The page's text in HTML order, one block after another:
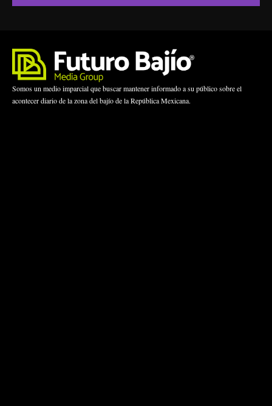
Somos un medio imparcial que buscar mantener informado a su público sobre el
acontecer diario de la zona del bajío de la República Mexicana.